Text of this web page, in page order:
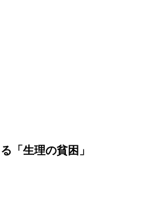
「生理の貧困」